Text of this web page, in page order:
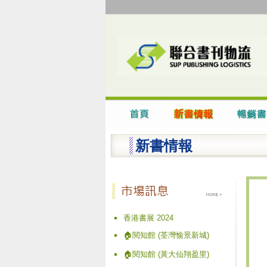
新書情報
香港書展 2024
🏠閱知館 (荃灣愉景新城)
🏠閱知館 (黃大仙翔盈里)